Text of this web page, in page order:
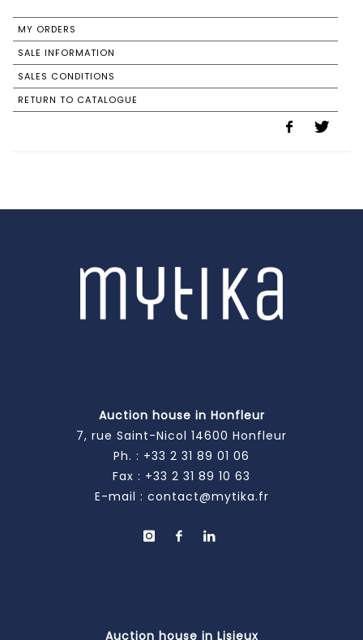
MY ORDERS
SALE INFORMATION
SALES CONDITIONS
RETURN TO CATALOGUE
Auction house in Honfleur
7, rue Saint-Nicol 14600 Honfleur
Ph. : +33 2 31 89 01 06
Fax : +33 2 31 89 10 63
E-mail : contact@mytika.fr
Auction house in Lisieux